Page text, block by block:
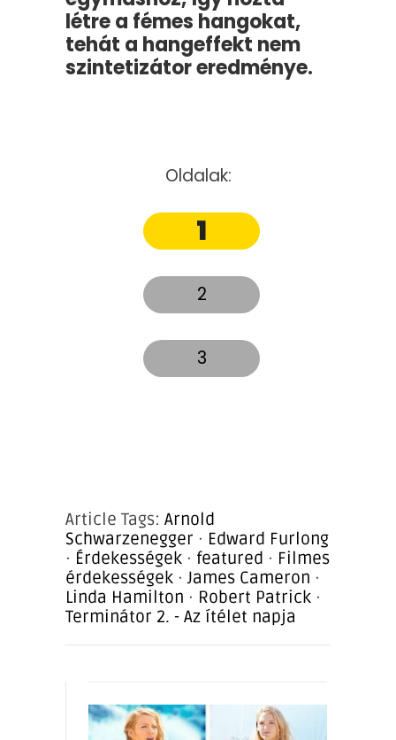
létre a fémes hangokat,
tehát a hangeffekt nem
szintetizátor eredménye.
Oldalak:
1
2
3
Article Tags: Arnold
Schwarzenegger · Edward Furlong
· Érdekességek · featured · Filmes
érdekességek · James Cameron ·
Linda Hamilton · Robert Patrick ·
Terminátor 2. - Az ítélet napja